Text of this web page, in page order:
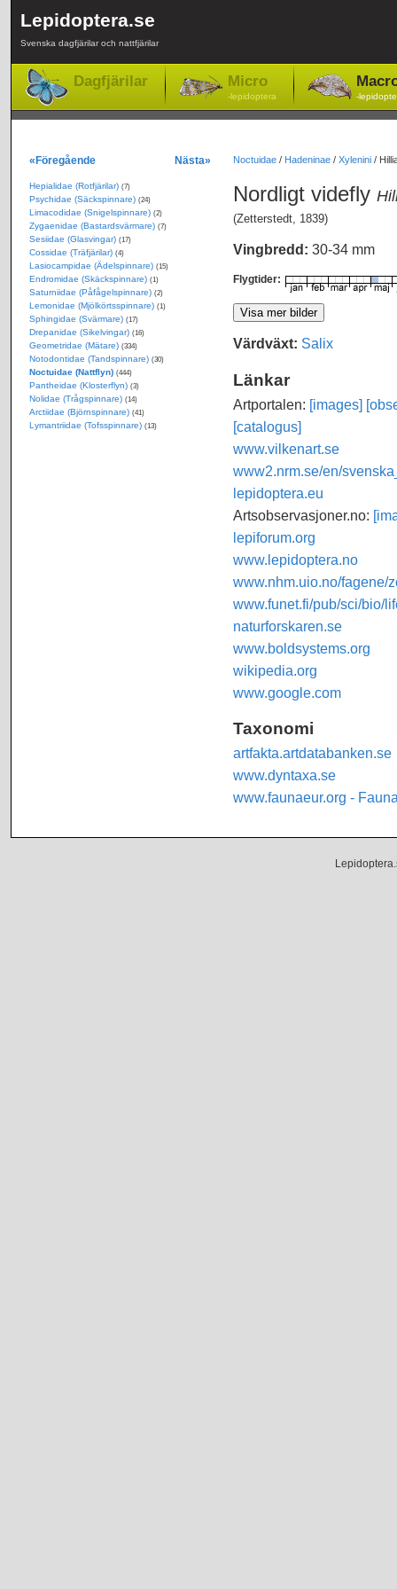
Lepidoptera.se
Svenska dagfjärilar och nattfjärilar
Dagfjärilar Micro
-lepidoptera -
Noctuidae/ Hadeninae/ Xylenini/
Nordligt videfly
(Zetterstedt, 1839)
Vingbredd: 30-34 mm
Flygtider:
Värdväxt: Salix
Länkar
Artportalen: [images]
[catalogus]
www.vilkenart.se
www2.nrm.se/en/
lepidoptera.eu
Artsobservasjoner.no:
lepiforum.org
www.lepidoptera.no
www.nhm.uio.no/fagene/
www.funet.fi/pub/sci/bio/
naturforskaren.se
www.boldsystems.org
wikipedia.org
www.google.com
Taxonomi
artfakta.artdatabanken.se
www.dyntaxa.se
www.faunaeur.org -
«Föregående Nästa»
Hepialidae (Rotfjärilar) (7)
Psychidae (Säckspinnare) (24)
Limacodidae (Snigelspinnare) (2)
Zygaenidae (Bastardsvärmare) (7)
Sesiidae (Glasvingar) (17)
Cossidae (Träfjärilar) (4)
Lasiocampidae (Ädelspinnare) (15)
Endromidae (Skäckspinnare) (1)
Saturniidae (Påfågelspinnare) (2)
Lemonidae (Mjölkörtsspinnare) (1)
Sphingidae (Svärmare) (17)
Drepanidae (Sikelvingar) (16)
Geometridae (Mätare) (334)
Notodontidae (Tandspinnare) (30)
Noctuidae (Nattflyn) (444)
Pantheidae (Klosterflyn) (3)
Nolidae (Trågspinnare) (14)
Arctiidae (Björnspinnare) (41)
Lymantriidae (Tofsspinnare) (13)